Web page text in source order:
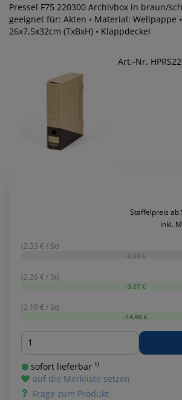
Pressel F75 220300 Archivbox in braun/
geeignet für: Akten • Material: Wellpappe
26x7,5x32cm (TxBxH) • Klappdeckel
Art.-Nr.
Staffelpreis ab
inkl.
(2.33 € / St)
-0,00 €
(2.26 € / St)
-3,07 €
(2.19 € / St)
-14,88 €
Menge
sofort lieferbar ¹⁾
auf die Merkliste setzen
Frage zum Produkt